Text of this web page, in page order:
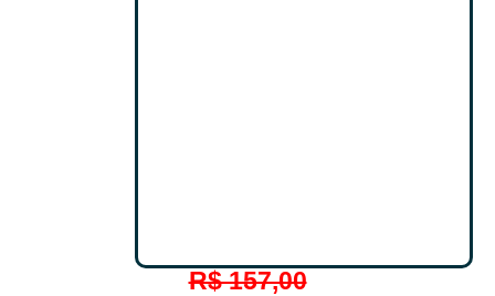
R$ 157,00